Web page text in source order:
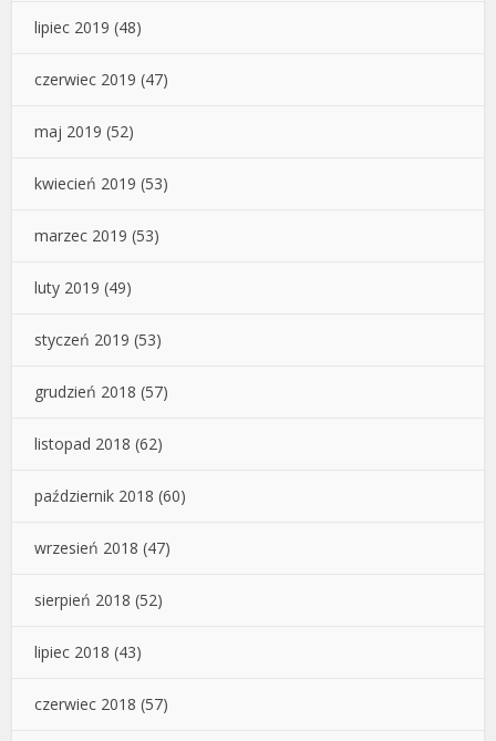
lipiec 2019 (48)
czerwiec 2019 (47)
maj 2019 (52)
kwiecień 2019 (53)
marzec 2019 (53)
luty 2019 (49)
styczeń 2019 (53)
grudzień 2018 (57)
listopad 2018 (62)
październik 2018 (60)
wrzesień 2018 (47)
sierpień 2018 (52)
lipiec 2018 (43)
czerwiec 2018 (57)